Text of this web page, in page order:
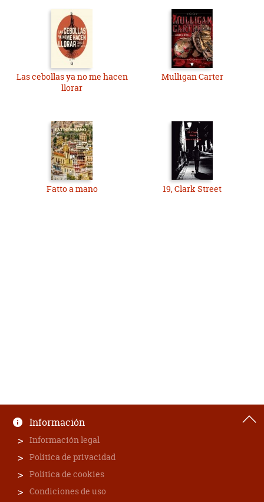
Las cebollas ya no me hacen
llorar
Mulligan Carter
Fatto a mano 19, Clark Street
Información
Información legal
Política de privacidad
Política de cookies
Condiciones de uso